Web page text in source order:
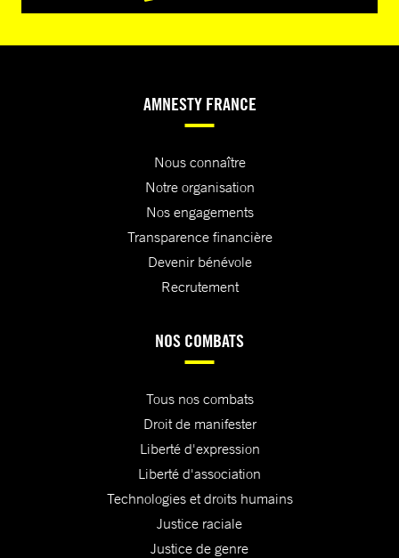
AMNESTY FRANCE
Nous connaître
Notre organisation
Nos engagements
Transparence financière
Devenir bénévole
Recrutement
NOS COMBATS
Tous nos combats
Droit de manifester
Liberté d'expression
Liberté d'association
Technologies et droits humains
Justice raciale
Justice de genre